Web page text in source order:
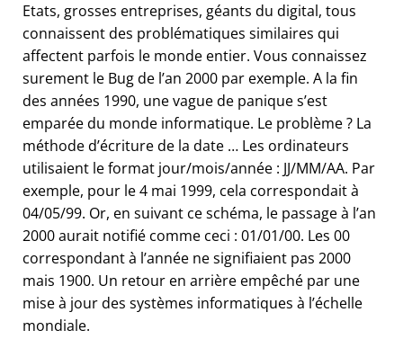
Etats, grosses entreprises, géants du digital, tous
connaissent des problématiques similaires qui
affectent parfois le monde entier. Vous connaissez
surement le Bug de l’an 2000 par exemple. A la fin
des années 1990, une vague de panique s’est
emparée du monde informatique. Le problème ? La
méthode d’écriture de la date … Les ordinateurs
utilisaient le format jour/mois/année : JJ/MM/AA. Par
exemple, pour le 4 mai 1999, cela correspondait à
04/05/99. Or, en suivant ce schéma, le passage à l’an
2000 aurait notifié comme ceci : 01/01/00. Les 00
correspondant à l’année ne signifiaient pas 2000
mais 1900. Un retour en arrière empêché par une
mise à jour des systèmes informatiques à l’échelle
mondiale.